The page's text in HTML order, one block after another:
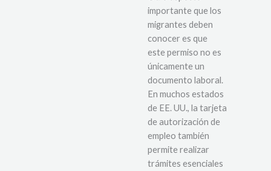
importante que los
migrantes deben
conocer es que
este permiso no es
únicamente un
documento laboral.
En muchos estados
de EE. UU., la tarjeta
de autorización de
empleo también
permite realizar
trámites esenciales